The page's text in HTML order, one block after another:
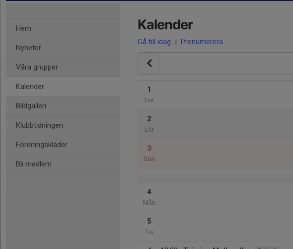
Hem
Nyheter
Våra grupper
Kalender
Bildgalleri
Klubbtidningen
Föreningskläder
Bli medlem
Kalender
Gå till idag | Prenumerera
1
Fre
2
Lör
3
Sön
4
Mån
5
Tis